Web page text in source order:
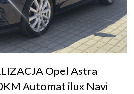
Opel Astra
Automat ilux Navi